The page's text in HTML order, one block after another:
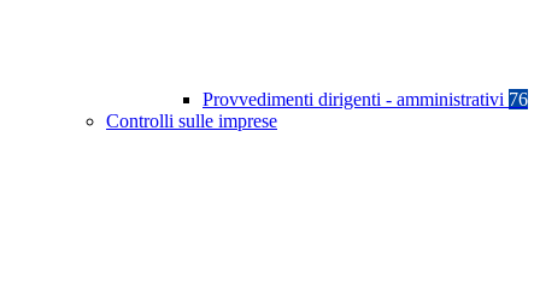
Provvedimenti dirigenti - amministrativi 76
Controlli sulle imprese